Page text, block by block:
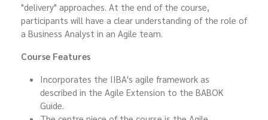
"delivery" approaches. At the end of the course,
participants will have a clear understanding of the role of
a Business Analyst in an Agile team.
Course Features
Incorporates the IIBA's agile framework as
described in the Agile Extension to the BABOK
Guide.